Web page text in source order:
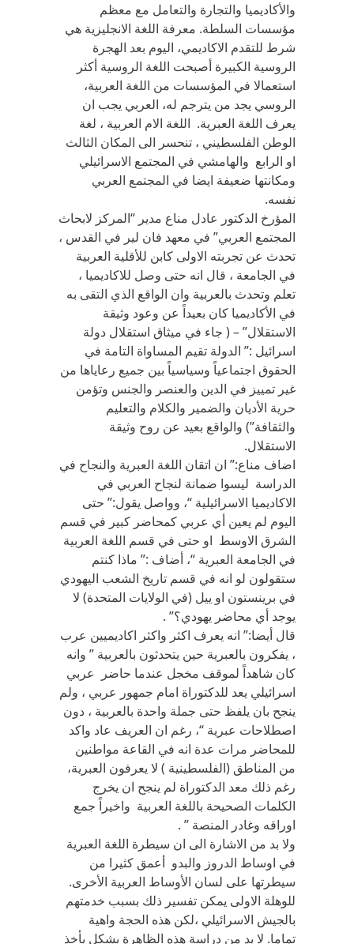
والأكاديميا والتجارة والتعامل مع معظم
مؤسسات السلطة. معرفة اللغة الانجليزية هي
شرط للتقدم الاكاديمي، اليوم بعد الهجرة
الروسية الكبيرة أصبحت اللغة الروسية أكثر
استعمالا في المؤسسات من اللغة العربية،
الروسي يجد من يترجم له، العربي يجب ان
يعرف اللغة العبرية. اللغة الام العربية ، لغة
الوطن الفلسطيني ، تنحسر الى المكان الثالث
او الرابع والهامشي في المجتمع الاسرائيلي
ومكانتها ضعيفة ايضا في المجتمع العربي
نفسه.
المؤرخ الدكتور عادل مناع مدير “المركز لابحاث
المجتمع العربي” في معهد فان لير في القدس ،
تحدث عن تجربته الاولى كابن للأقلية العربية
في الجامعة ، قال انه حتى وصل للاكاديميا ،
تعلم وتحدث بالعربية وان الواقع الذي التقى به
في الأكاديميا كان بعيداً عن وعود وثيقة
الاستقلال” – ( جاء في ميثاق استقلال دولة
اسرائيل :” الدولة تقيم المساواة التامة في
الحقوق اجتماعياً وسياسياً بين جميع رعاياها من
غير تمييز في الدين والعنصر والجنس وتؤمن
حرية الأديان والضمير والكلام والتعليم
والثقافة”) والواقع بعيد عن روح وثيقة
الاستقلال.
اضاف مناع:” ان اتقان اللغة العبرية والنجاح في
الدراسة ليسوا ضمانة لنجاح العربي في
الاكاديميا الاسرائيلية “، وواصل يقول:” حتى
اليوم لم يعين أي عربي كمحاضر كبير في قسم
الشرق الاوسط او حتى في قسم اللغة العربية
في الجامعة العبرية “، أضاف :” ماذا كنتم
ستقولون لو انه في قسم تاريخ الشعب اليهودي
في برينستون او ييل (في الولايات المتحدة) لا
يوجد أي محاضر يهودي؟” .
قال أيضا:” انه يعرف اكثر واكثر اكاديميين عرب
، يفكرون بالعبرية حين يتحدثون بالعربية ” وانه
كان شاهداً لموقف مخجل عندما حاضر عربي
اسرائيلي يعد للدكتوراة امام جمهور عربي ، ولم
ينجح بان يلفظ حتى جملة واحدة بالعربية ، دون
اصطلاحات عبرية “، رغم ان العريف عاد واكد
للمحاضر مرات عدة انه في القاعة مواطنين
من المناطق (الفلسطينية ) لا يعرفون العبرية،
رغم ذلك معد الدكتوراة لم ينجح ان يخرج
الكلمات الصحيحة باللغة العربية واخيراً جمع
اوراقه وغادر المنصة ” .
ولا بد من الاشارة الى ان سيطرة اللغة العبرية
في اوساط الدروز والبدو أعمق كثيرا من
سيطرتها على لسان الأوساط العربية الأخرى.
للوهلة الاولى يمكن تفسير ذلك بسبب خدمتهم
بالجيش الاسرائيلي ،لكن هذه الحجة واهية
تماما. لا بد من دراسة هذه الظاهرة بشكل يأخذ